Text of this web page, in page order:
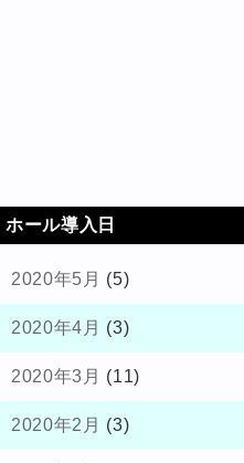
ホール導入日
2020年5月 (5)
2020年4月 (3)
2020年3月 (11)
2020年2月 (3)